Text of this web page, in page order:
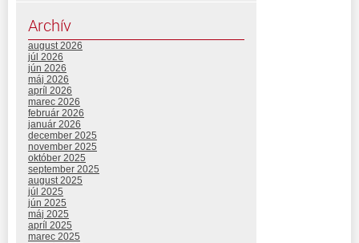
Archív
august 2026
júl 2026
jún 2026
máj 2026
apríl 2026
marec 2026
február 2026
január 2026
december 2025
november 2025
október 2025
september 2025
august 2025
júl 2025
jún 2025
máj 2025
apríl 2025
marec 2025